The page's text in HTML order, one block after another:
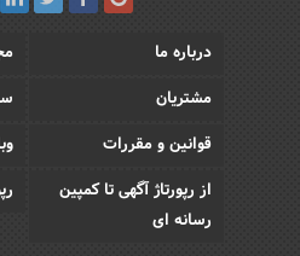
درباره ما
مشتریان
قوانین و مقررات
از رپورتاژ آگهی تا کمپین
رسانه ای